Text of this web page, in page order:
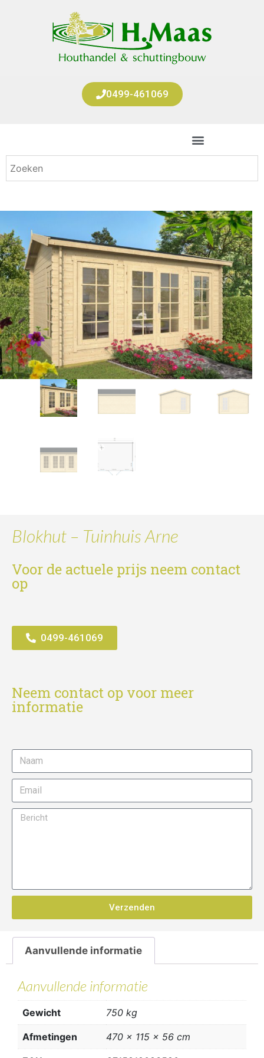
0499-461069
Blokhut – Tuinhuis Arne
Voor de actuele prijs neem contact
op
0499-461069
Neem contact op voor meer
informatie
Verzenden
Aanvullende informatie
Aanvullende informatie
Gewicht 750 kg
Afmetingen 470 × 115 × 56 cm